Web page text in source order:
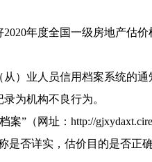
2020年度全国一级房地产估价
）业人员信用档案系统的
为机构不良行为。
案”（网址： http://
是否详实，估价目的是否正